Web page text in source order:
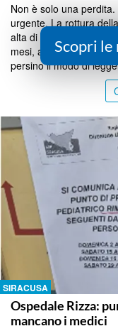
Non è solo una
urgente. La rottura
alta di Siracusa, è
mesi, accompagna la
persino il modo di
SIRACUSA
Ospedale Rizza:
mancano i medici
Scopri